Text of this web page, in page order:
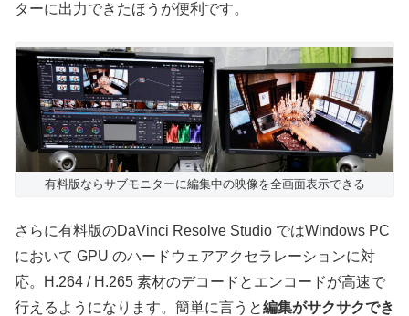
ターに出力できたほうが便利です。
有料版ならサブモニターに編集中の映像を全画面表示できる
さらに有料版のDaVinci Resolve Studio ではWindows PC
において GPU のハードウェアアクセラレーションに対
応。H.264 / H.265 素材のデコードとエンコードが高速で
行えるようになります。簡単に言うと編集がサクサクでき